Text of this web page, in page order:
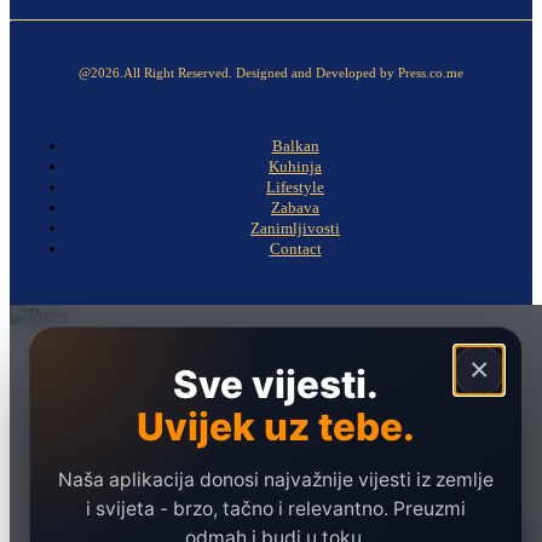
@2026.All Right Reserved. Designed and Developed by Press.co.me
Balkan
Kuhinja
Lifestyle
Zabava
Zanimljivosti
Contact
×
Sve vijesti.
Uvijek uz tebe.
Naša aplikacija donosi najvažnije vijesti iz zemlje
i svijeta - brzo, tačno i relevantno. Preuzmi
Ekonomija